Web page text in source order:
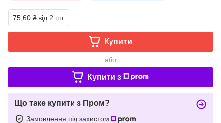
75,60 ₴ від 2 шт.
Купити
або
Купити з
Що таке купити з Пром?
Замовлення під захистом